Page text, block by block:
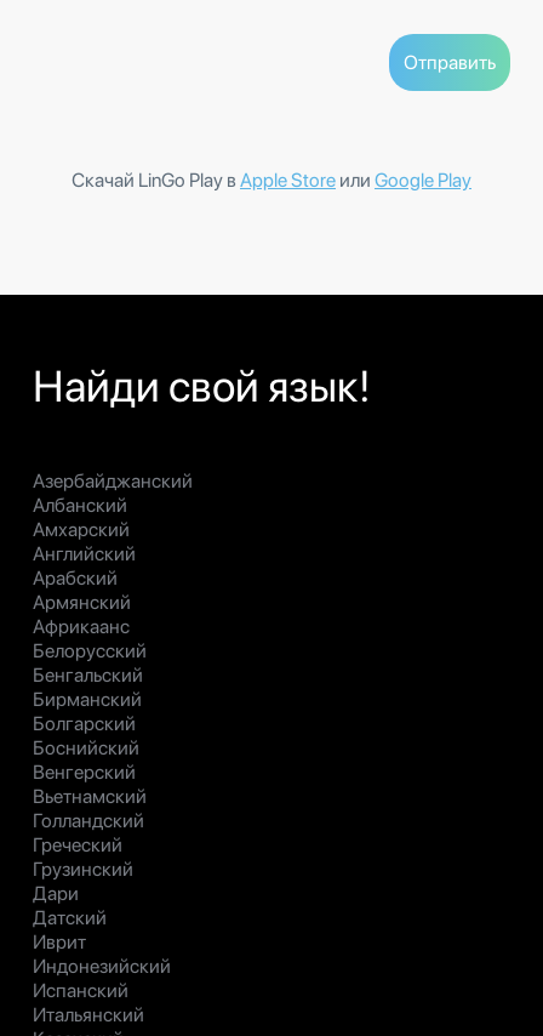
Скачай LinGo Play в Apple Store или Google Play
Найди свой язык!
Азербайджанский
Албанский
Амхарский
Английский
Арабский
Армянский
Африкаанс
Белорусский
Бенгальский
Бирманский
Болгарский
Боснийский
Венгерский
Вьетнамский
Голландский
Греческий
Грузинский
Дари
Датский
Иврит
Индонезийский
Испанский
Итальянский